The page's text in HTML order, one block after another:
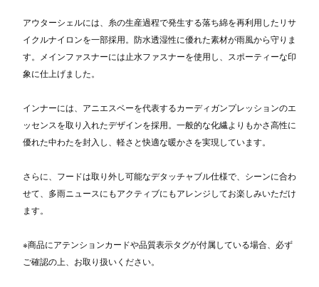
アウターシェルには、糸の生産過程で発生する落ち綿を再利用したリサ
イクルナイロンを一部採用。防水透湿性に優れた素材が雨風から守りま
す。メインファスナーには止水ファスナーを使用し、スポーティーな印
象に仕上げました。
インナーには、アニエスベーを代表するカーディガンプレッションのエ
ッセンスを取り入れたデザインを採用。一般的な化繊よりもかさ高性に
優れた中わたを封入し、軽さと快適な暖かさを実現しています。
さらに、フードは取り外し可能なデタッチャブル仕様で、シーンに合わ
せて、多雨ニュースにもアクティブにもアレンジしてお楽しみいただけ
ます。
※商品にアテンションカードや品質表示タグが付属している場合、必ず
ご確認の上、お取り扱いください。